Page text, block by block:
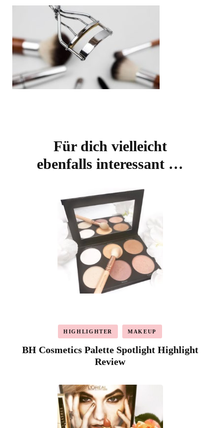
Für dich vielleicht
ebenfalls interessant …
HIGHLIGHTER MAKEUP
BH Cosmetics Palette Spotlight Highlight
Review